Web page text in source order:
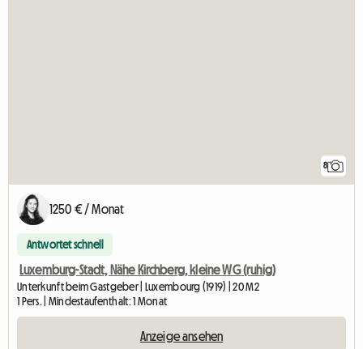
8
1250 € / Monat
Antwortet schnell
Luxemburg-Stadt, Nähe Kirchberg, kleine WG (ruhig)
Unterkunft beim Gastgeber | Luxembourg (1919) | 20 M2
1 Pers. | Mindestaufenthalt: 1 Monat
Anzeige ansehen